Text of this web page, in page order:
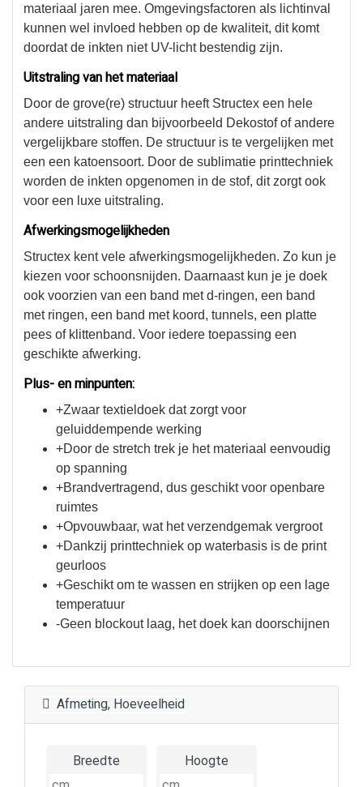
materiaal jaren mee. Omgevingsfactoren als lichtinval
kunnen wel invloed hebben op de kwaliteit, dit komt
doordat de inkten niet UV-licht bestendig zijn.
Uitstraling van het materiaal
Door de grove(re) structuur heeft Structex een hele
andere uitstraling dan bijvoorbeeld Dekostof of andere
vergelijkbare stoffen. De structuur is te vergelijken met
een een katoensoort. Door de sublimatie printtechniek
worden de inkten opgenomen in de stof, dit zorgt ook
voor een luxe uitstraling.
Afwerkingsmogelijkheden
Structex kent vele afwerkingsmogelijkheden. Zo kun je
kiezen voor schoonsnijden. Daarnaast kun je je doek
ook voorzien van een band met d-ringen, een band
met ringen, een band met koord, tunnels, een platte
pees of klittenband. Voor iedere toepassing een
geschikte afwerking.
Plus- en minpunten:
+Zwaar textieldoek dat zorgt voor
geluiddempende werking
+Door de stretch trek je het materiaal eenvoudig
op spanning
+Brandvertragend, dus geschikt voor openbare
ruimtes
+Opvouwbaar, wat het verzendgemak vergroot
+Dankzij printtechniek op waterbasis is de print
geurloos
+Geschikt om te wassen en strijken op een lage
temperatuur
-Geen blockout laag, het doek kan doorschijnen
Afmeting, Hoeveelheid
Breedte Hoogte